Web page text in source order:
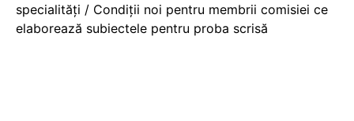
specialități / Condiții noi pentru membrii comisiei ce
elaborează subiectele pentru proba scrisă